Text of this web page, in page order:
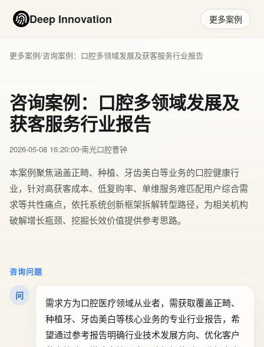
Deep Innovation 更多案例
更多案例/咨询案例：口腔多领域发展及获客服务行业报告
咨询案例：口腔多领域发展及
获客服务行业报告
2026-05-08 16:20:00 南光口腔曹钟
本案例聚焦涵盖正畸、种植、牙齿美白等业务的口腔健康行
业，针对高获客成本、低复购率、单维服务难匹配用户综合需
求等共性痛点，依托系统创新框架拆解转型路径，为相关机构
破解增长瓶颈、挖掘长效价值提供参考思路。
咨询问题
问
需求方为口腔医疗领域从业者，需获取覆盖正畸、
种植牙、牙齿美白等核心业务的专业行业报告，希
望通过参考报告明确行业技术发展方向、优化客户